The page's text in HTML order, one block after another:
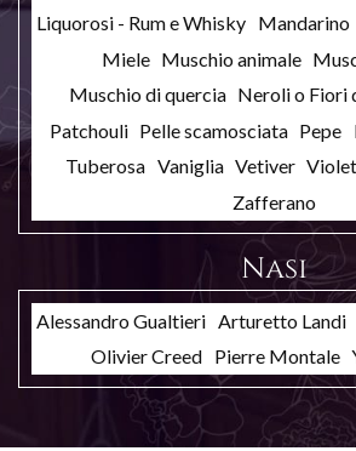
Liquorosi - Rum e Whisky Mandarino
Miele Muschio animale
Muschio di quercia Neroli o Fiori
Patchouli Pelle scamosciata Pepe
Tuberosa Vaniglia Vetiver
Zafferano
Nasi
Alessandro Gualtieri Arturetto Landi
Olivier Creed Pierre Montale